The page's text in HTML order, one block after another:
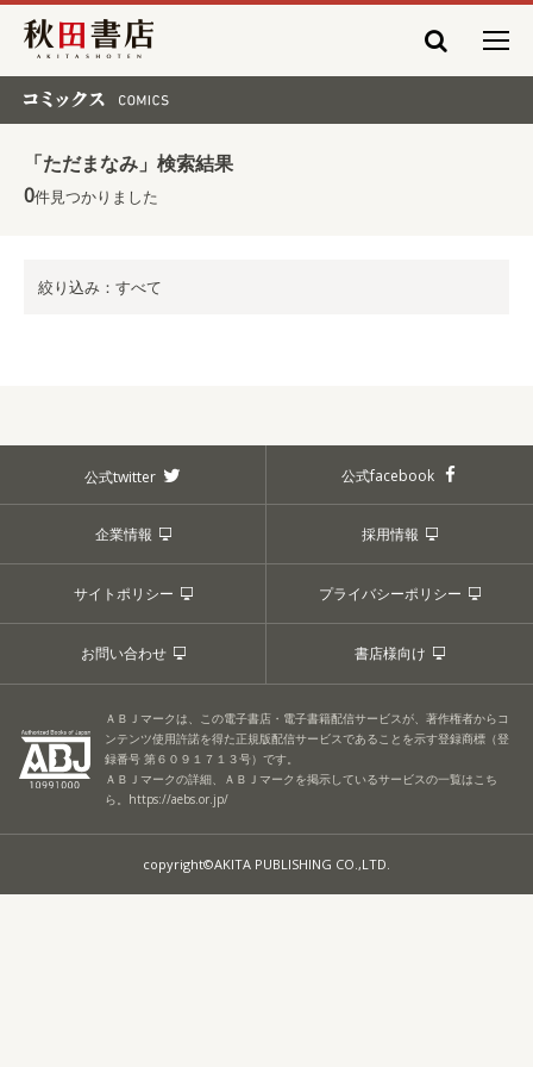
秋田書店
「ただまなみ」検索結果
0件見つかりました
絞り込み：すべて
公式twitter 公式facebook
企業情報 採用情報
サイトポリシー プライバシーポリシー
お問い合わせ 書店様向け
ＡＢＪマークは、この電子書店・電子書籍配信サービスが、著作権者からコ
ンテンツ使用許諾を得た正規版配信サービスであることを示す登録商標（登
録番号 第６０９１７１３号）です。
ＡＢＪマークの詳細、ＡＢＪマークを掲示しているサービスの一覧はこち
ら。 https://aebs.or.jp/
copyright©AKITA PUBLISHING CO.,LTD.